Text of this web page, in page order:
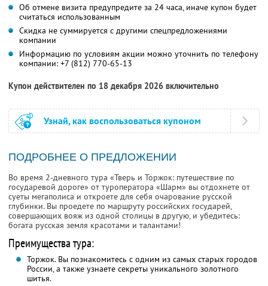
Об отмене визита предупредите за 24 часа, иначе купон будет
считаться использованным
Скидка не суммируется с другими спецпредложениями
компании
Информацию по условиям акции можно уточнить по телефону
компании: +7 (812) 770-65-13
Купон действителен по 18 декабря 2026 включительно
Узнай, как воспользоваться купоном
ПОДРОБНЕЕ О ПРЕДЛОЖЕНИИ
Во время 2-дневного тура «Тверь и Торжок: путешествие по
государевой дороге» от туроператора «Шарм» вы отдохнете от
суеты мегаполиса и откроете для себя очарование русской
глубинки. Вы проедете по маршруту российских государей,
совершающих вояж из одной столицы в другую, и убедитесь:
богата русская земля красотами и талантами!
Преимущества тура:
Торжок. Вы познакомитесь с одним из самых старых городов
России, а также узнаете секреты уникального золотного
шитья.